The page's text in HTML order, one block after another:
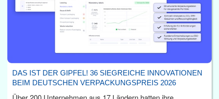
DAS IST DER GIPFEL! 36 SIEGREICHE INNOVATIONEN
BEIM DEUTSCHEN VERPACKUNGSPREIS 2026